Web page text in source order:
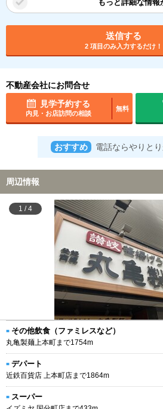
もっと詳細な情報
送信する
2 項目のみ入力するだけ！
不動産会社にお問合せ
見学予約する
内見・お店訪問の相談
無料
おすすめ 電話ならやりと
周辺情報
1 /4
その他飲食（ファミレスなど）
丸亀製麺上本町まで1754m
デパート
近鉄百貨店 上本町店まで1864m
スーパー